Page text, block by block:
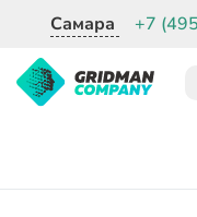
Самара +7